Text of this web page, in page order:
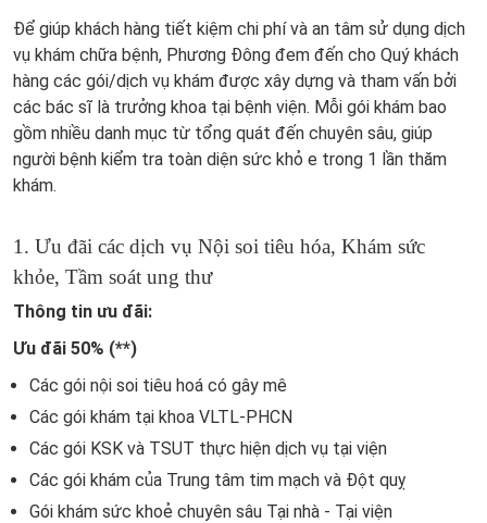
Để giúp khách hàng tiết kiệm chi phí và an tâm sử dụng dịch
vụ khám chữa bệnh, Phương Đông đem đến cho Quý khách
hàng các gói/dịch vụ khám được xây dựng và tham vấn bởi
các bác sĩ là trưởng khoa tại bệnh viện. Mỗi gói khám bao
gồm nhiều danh mục từ tổng quát đến chuyên sâu, giúp
người bệnh kiểm tra toàn diện sức khỏ e trong 1 lần thăm
khám.
1. Ưu đãi các dịch vụ Nội soi tiêu hóa, Khám sức
khỏe, Tầm soát ung thư
Thông tin ưu đãi:
Ưu đãi 50% (**)
Các gói nội soi tiêu hoá có gây mê
Các gói khám tại khoa VLTL-PHCN
Các gói KSK và TSUT thực hiện dịch vụ tại viện
Các gói khám của Trung tâm tim mạch và Đột quỵ
Gói khám sức khoẻ chuyên sâu Tại nhà - Tại viện